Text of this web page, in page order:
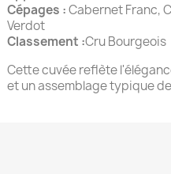
Cépages :Cabernet Franc,
Verdot
Classement :Cru Bourgeois
Cette cuvée reflète
et un assemblage typique